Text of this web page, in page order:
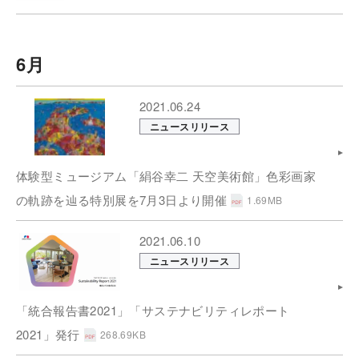
6月
2021.06.24
ニュースリリース
体験型ミュージアム「絹谷幸二 天空美術館」色彩画家
の軌跡を辿る特別展を7月3日より開催
1.69MB
2021.06.10
ニュースリリース
「統合報告書2021」「サステナビリティレポート
2021」発行
268.69KB